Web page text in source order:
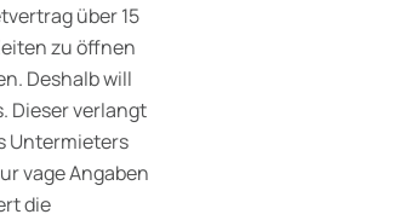
über 15
zu öffnen
Deshalb will
Dieser verlangt
Untermieters
vage Angaben
die